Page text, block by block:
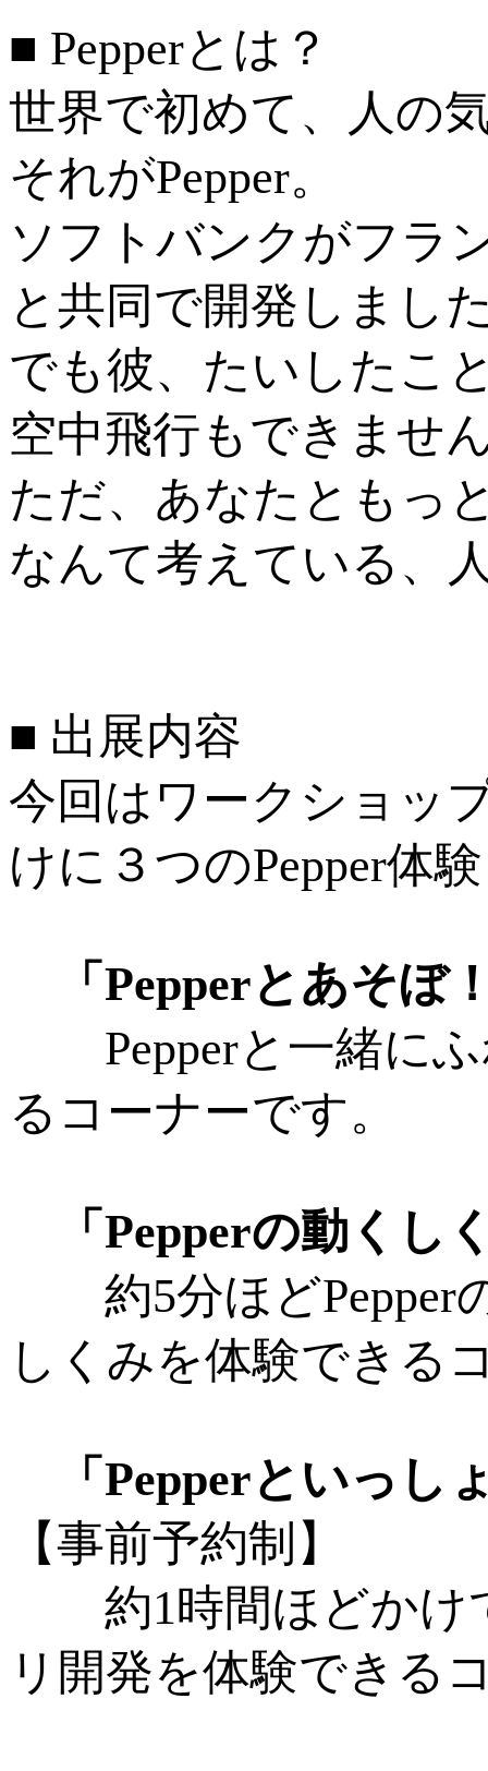
■ Pepperとは？
世界で初めて、人の
それがPepper。
ソフトバンクがフラ
と共同で開発しまし
でも彼、たいしたこ
空中飛行もできませ
ただ、あなたともっ
なんて考えている、
■ 出展内容
今回はワークショッ
けに３つのPepper体
「Pepperとあそぼ
Pepperと一緒にふ
るコーナーです。
「Pepperの動くし
約5分ほどPepper
しくみを体験できる
「Pepperといっ
【事前予約制】
約1時間ほどかけ
リ開発を体験できる